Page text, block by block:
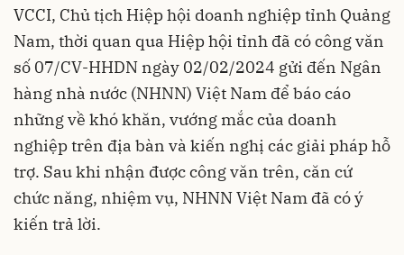
VCCI, Chủ tịch Hiệp hội doanh nghiệp tỉnh Quảng
Nam, thời quan qua Hiệp hội tỉnh đã có công văn
số 07/CV-HHDN ngày 02/02/2024 gửi đến Ngân
hàng nhà nước (NHNN) Việt Nam để báo cáo
những về khó khăn, vướng mắc của doanh
nghiệp trên địa bàn và kiến nghị các giải pháp hỗ
trợ. Sau khi nhận được công văn trên, căn cứ
chức năng, nhiệm vụ, NHNN Việt Nam đã có ý
kiến trả lời.